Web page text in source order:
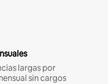
largas por
sin cargos